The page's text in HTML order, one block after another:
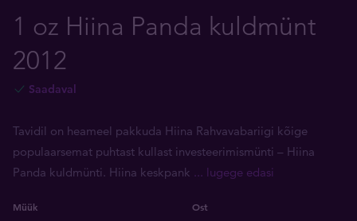
1 oz Hiina Panda kuldmünt
2012
Saadaval
Tavidil on heameel pakkuda Hiina Rahvavabariigi kõige
populaarsemat puhtast kullast investeerimismünti – Hiina
Panda kuldmünti. Hiina keskpank ... lugege edasi
Müük Ost